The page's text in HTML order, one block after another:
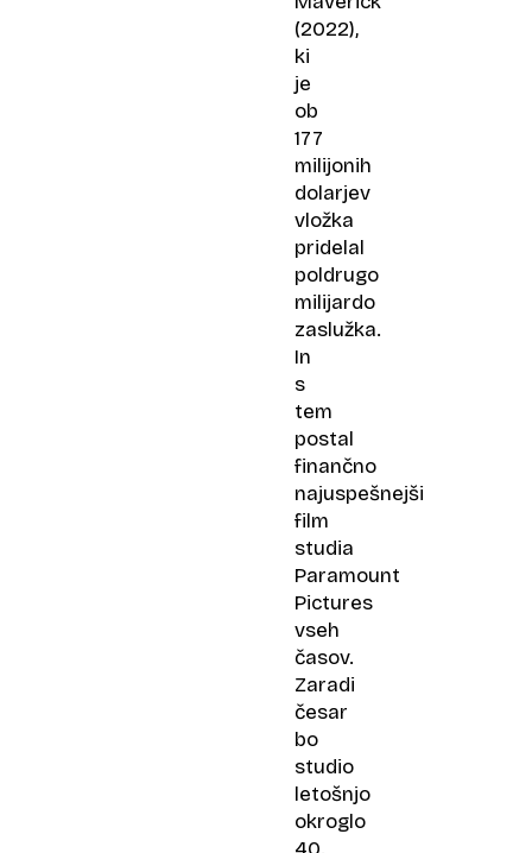
(2022),
ki
je
ob
177
milijonih
dolarjev
vložka
pridelal
poldrugo
milijardo
zaslužka.
In
s
tem
postal
finančno
najuspešnejši
film
studia
Paramount
Pictures
vseh
časov.
Zaradi
česar
bo
studio
letošnjo
okroglo